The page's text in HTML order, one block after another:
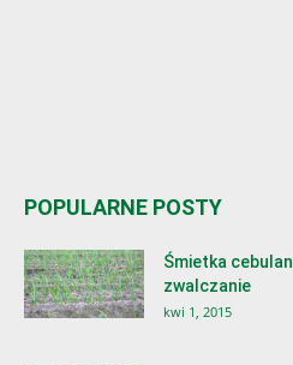
POPULARNE POSTY
Śmietka
zwalczanie
kwi 1, 2015